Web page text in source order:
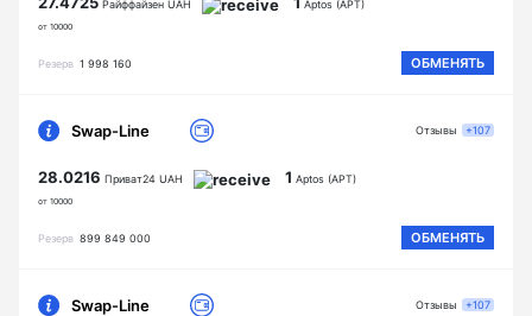
Райффайзен UAH
от 10000
Aptos (APT)
Резерв 1 998 160 ОБМЕНЯТЬ
Swap-Line
28.0216 Приват24 UAH
от 10000
1 Aptos (APT)
Резерв 899 849 000 ОБМЕНЯТЬ
Отзывы +107
Swap-Line Отзывы +107